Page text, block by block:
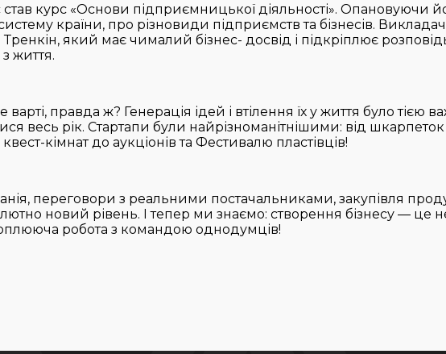
курс «Основи підприємницької діяльності». Опановуючи
країни, про різновиди підприємств та бізнесів.
який має чималий бізнес- досвід і підкріплює
життя.
варті, правда ж? Генерація ідей і втілення їх у життя було тією
весь рік. Стартапи були найрізноманітнішими: від шкарпеток
кімнат до аук­ціонів та Фестивалю пластівців!
переговори з реальними постачальниками, закупівля
новий рівень. І тепер ми знаємо: створення бізнесу — це
робота з командою однодумців!